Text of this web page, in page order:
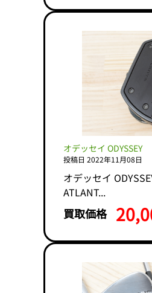
オデッセイ ODYSSEY
投稿日 2022年11月08日
オデッセイ
ATLANT...
買取価格